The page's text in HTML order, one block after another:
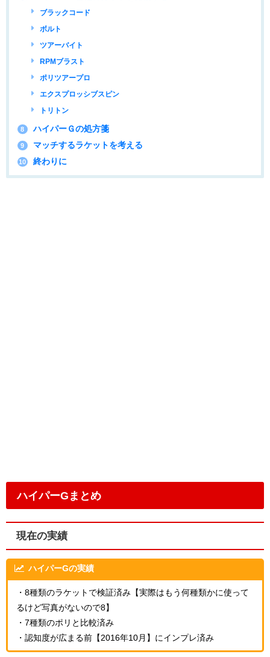
ブラックコード
ボルト
ツアーバイト
RPMブラスト
ポリツアープロ
エクスプロッシブスピン
トリトン
8 ハイパーＧの処方箋
9 マッチするラケットを考える
10 終わりに
ハイパーGまとめ
現在の実績
ハイパーGの実績
・8種類のラケットで検証済み【実際はもう何種類かに使って
るけど写真がないので8】
・7種類のポリと比較済み
・認知度が広まる前【2016年10月】にインプレ済み